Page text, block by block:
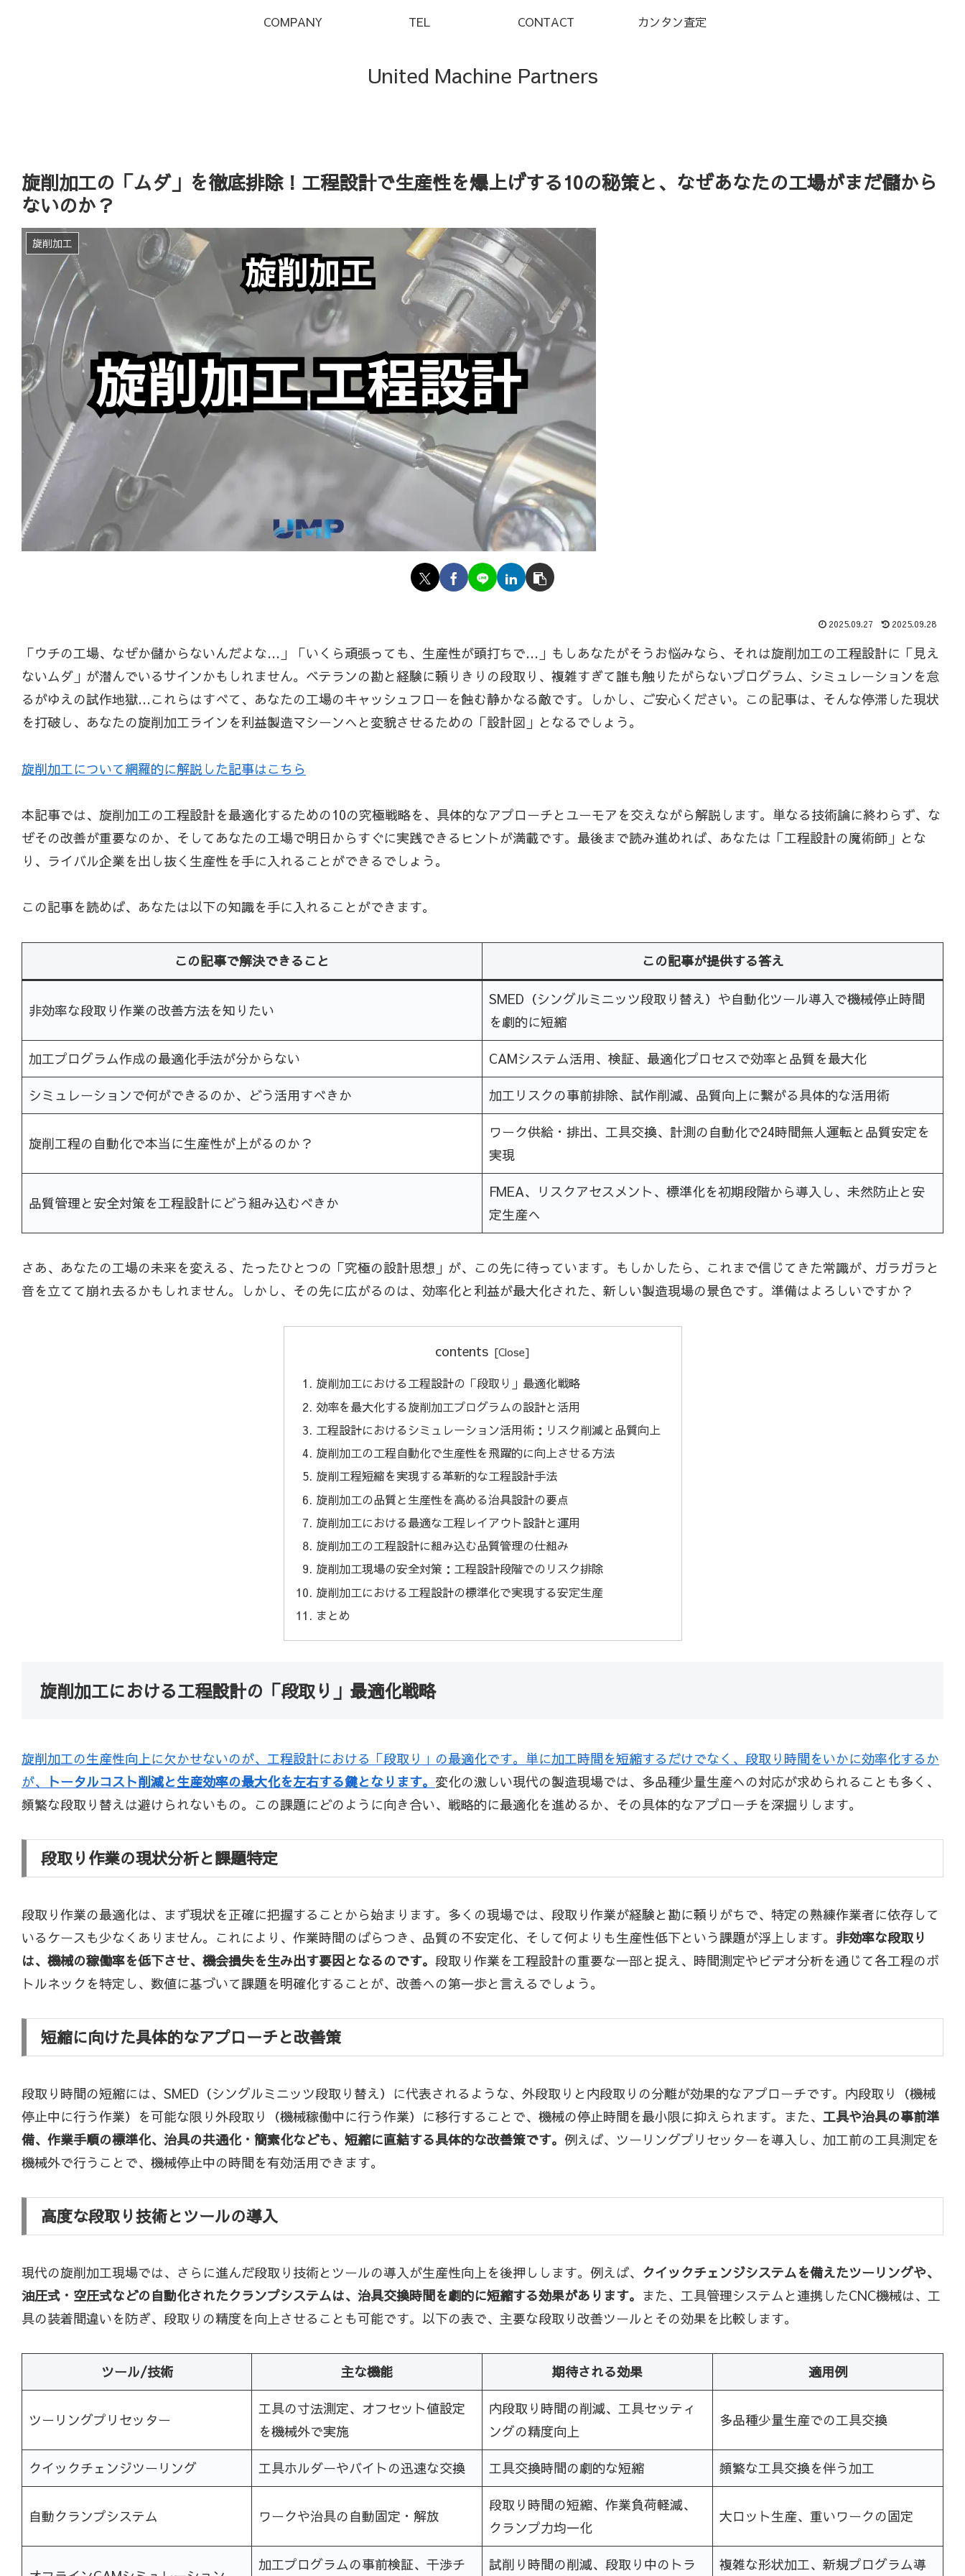
United Machine Partners
COMPANY TEL CONTACT カンタン査定
旋削加工の「ムダ」を徹底排除！工程設計で生産性を爆上げする10の秘策と、なぜあなたの工場がまだ儲から
ないのか？
旋削加工
2025.09.27 2025.09.28
「ウチの工場、なぜか儲からないんだよな…」「いくら頑張っても、生産性が頭打ちで…」もしあなたがそうお悩みなら、それは旋削加工の工程設計に「見え
ないムダ」が潜んでいるサインかもしれません。ベテランの勘と経験に頼りきりの段取り、複雑すぎて誰も触りたがらないプログラム、シミュレーションを怠
るがゆえの試作地獄…これらはすべて、あなたの工場のキャッシュフローを蝕む静かなる敵です。しかし、ご安心ください。この記事は、そんな停滞した現状
を打破し、あなたの旋削加工ラインを利益製造マシーンへと変貌させるための「設計図」となるでしょう。
旋削加工について網羅的に解説した記事はこちら
本記事では、旋削加工の工程設計を最適化するための10の究極戦略を、具体的なアプローチとユーモアを交えながら解説します。単なる技術論に終わらず、な
ぜその改善が重要なのか、そしてあなたの工場で明日からすぐに実践できるヒントが満載です。最後まで読み進めれば、あなたは「工程設計の魔術師」とな
り、ライバル企業を出し抜く生産性を手に入れることができるでしょう。
この記事を読めば、あなたは以下の知識を手に入れることができます。
この記事で解決できること この記事が提供する答え
非効率な段取り作業の改善方法を知りたい
SMED（シングルミニッツ段取り替え）や自動化ツール導入で機械停止時間
を劇的に短縮
加工プログラム作成の最適化手法が分からない CAMシステム活用、検証、最適化プロセスで効率と品質を最大化
シミュレーションで何ができるのか、どう活用すべきか 加工リスクの事前排除、試作削減、品質向上に繋がる具体的な活用術
旋削工程の自動化で本当に生産性が上がるのか？
ワーク供給・排出、工具交換、計測の自動化で24時間無人運転と品質安定を
実現
品質管理と安全対策を工程設計にどう組み込むべきか
FMEA、リスクアセスメント、標準化を初期段階から導入し、未然防止と安
定生産へ
さあ、あなたの工場の未来を変える、たったひとつの「究極の設計思想」が、この先に待っています。もしかしたら、これまで信じてきた常識が、ガラガラと
音を立てて崩れ去るかもしれません。しかし、その先に広がるのは、効率化と利益が最大化された、新しい製造現場の景色です。準備はよろしいですか？
contents
旋削加工における工程設計の「段取り」最適化戦略
効率を最大化する旋削加工プログラムの設計と活用
工程設計におけるシミュレーション活用術：リスク削減と品質向上
旋削加工の工程自動化で生産性を飛躍的に向上させる方法
旋削工程短縮を実現する革新的な工程設計手法
旋削加工の品質と生産性を高める治具設計の要点
旋削加工における最適な工程レイアウト設計と運用
旋削加工の工程設計に組み込む品質管理の仕組み
旋削加工現場の安全対策：工程設計段階でのリスク排除
旋削加工における工程設計の標準化で実現する安定生産
まとめ
旋削加工における工程設計の「段取り」最適化戦略
旋削加工の生産性向上に欠かせないのが、工程設計における「段取り」の最適化です。単に加工時間を短縮するだけでなく、段取り時間をいかに効率化するか
が、
トータルコスト削減と生産効率の最大化を左右する鍵となります。 変化の激しい現代の製造現場では、多品種少量生産への対応が求められることも多く、
頻繁な段取り替えは避けられないもの。この課題にどのように向き合い、戦略的に最適化を進めるか、その具体的なアプローチを深掘りします。
段取り作業の現状分析と課題特定
段取り作業の最適化は、まず現状を正確に把握することから始まります。多くの現場では、段取り作業が経験と勘に頼りがちで、特定の熟練作業者に依存して
いるケースも少なくありません。これにより、作業時間のばらつき、品質の不安定化、そして何よりも生産性低下という課題が浮上します。 非効率な段取り
は、機械の稼働率を低下させ、機会損失を生み出す要因となるのです。 段取り作業を工程設計の重要な一部と捉え、時間測定やビデオ分析を通じて各工程のボ
トルネックを特定し、数値に基づいて課題を明確化することが、改善への第一歩と言えるでしょう。
短縮に向けた具体的なアプローチと改善策
段取り時間の短縮には、SMED（シングルミニッツ段取り替え）に代表されるような、外段取りと内段取りの分離が効果的なアプローチです。内段取り（機械
停止中に行う作業）を可能な限り外段取り（機械稼働中に行う作業）に移行することで、機械の停止時間を最小限に抑えられます。また、 工具や治具の事前準
備、作業手順の標準化、治具の共通化・簡素化なども、短縮に直結する具体的な改善策です。 例えば、ツーリングプリセッターを導入し、加工前の工具測定を
機械外で行うことで、機械停止中の時間を有効活用できます。
高度な段取り技術とツールの導入
現代の旋削加工現場では、さらに進んだ段取り技術とツールの導入が生産性向上を後押しします。例えば、 クイックチェンジシステムを備えたツーリングや、
油圧式・空圧式などの自動化されたクランプシステムは、治具交換時間を劇的に短縮する効果があります。 また、工具管理システムと連携したCNC機械は、工
具の装着間違いを防ぎ、段取りの精度を向上させることも可能です。以下の表で、主要な段取り改善ツールとその効果を比較します。
ツール/技術 主な機能 期待される効果 適用例
ツーリングプリセッター
工具の寸法測定、オフセット値設定
を機械外で実施
内段取り時間の削減、工具セッティ
ングの精度向上
多品種少量生産での工具交換
クイックチェンジツーリング 工具ホルダーやバイトの迅速な交換 工具交換時間の劇的な短縮 頻繁な工具交換を伴う加工
自動クランプシステム ワークや治具の自動固定・解放
段取り時間の短縮、作業負荷軽減、
クランプ力均一化
大ロット生産、重いワークの固定
加工プログラムの事前検証、干渉チ 試削り時間の削減、段取り中のトラ 複雑な形状加工、新規プログラム導